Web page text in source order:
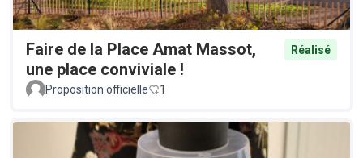
Faire de la Place Amat Massot,
une place conviviale !
Réalisé
Proposition officielle 1